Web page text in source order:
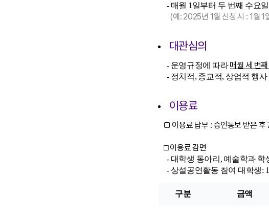
- 매월 1일부터 두 번째 수요
(예: 2025년 1월 신청 시 : 1월 1
대관심의
- 운영규정에 따라매월 세 번
- 정치적, 종교적, 상업적 행사
이용료
□ 이용료 납부 : 승인통보 받은 후
□이용료 감면
- 대학생 동아리, 예술학과 학
- 상설공연활동 참여 대학생:
구분 금액